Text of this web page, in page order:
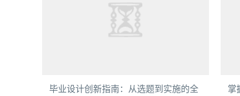
毕业设计创新指南：从选题到实施的全
掌